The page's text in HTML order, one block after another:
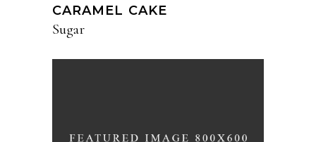
CARAMEL CAKE
Sugar